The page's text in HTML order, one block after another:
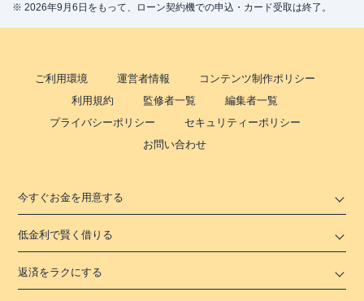
※ 2026年9月6日をもって、ローン契約機での申込・カード受取は終了。
ご利用環境 運営者情報
コンテンツ制作ポリシー
利用規約
監修者一覧
編集者一覧
プライバシーポリシー
セキュリティーポリシー
お問い合わせ
今すぐお金を用意する
低金利で賢く借りる
返済をラクにする